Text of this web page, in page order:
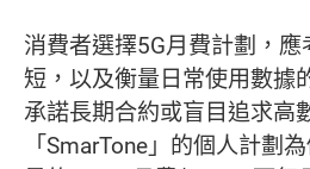
消費者選擇5G月費計劃，
短，以及衡量日常使用數據
承諾長期合約或盲目追求高
「SmarTone」的個人計劃